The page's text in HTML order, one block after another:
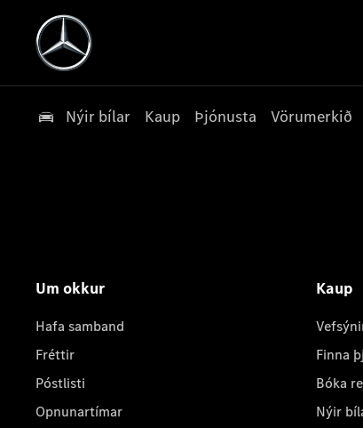
Nýir bílar Kaup Þjónusta Vörumerkið
Um okkur
Hafa samband
Fréttir
Póstlisti
Opnunartímar
Kaup
Finna
Bóka
Nýir